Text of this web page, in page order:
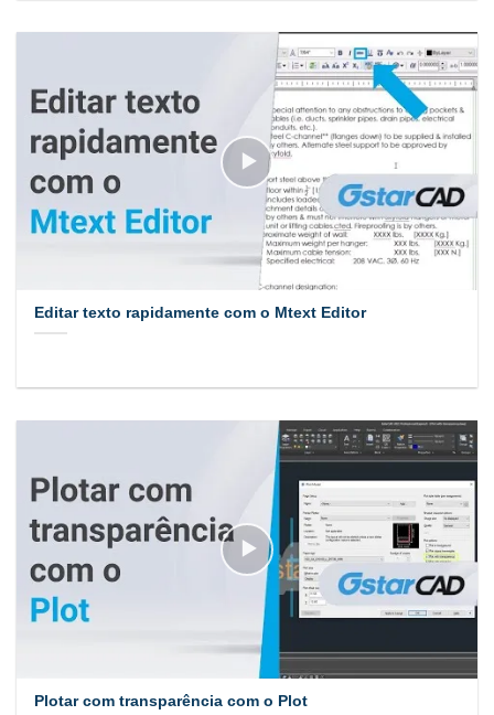
Editar texto rapidamente com o Mtext Editor
Plotar com transparência com o Plot